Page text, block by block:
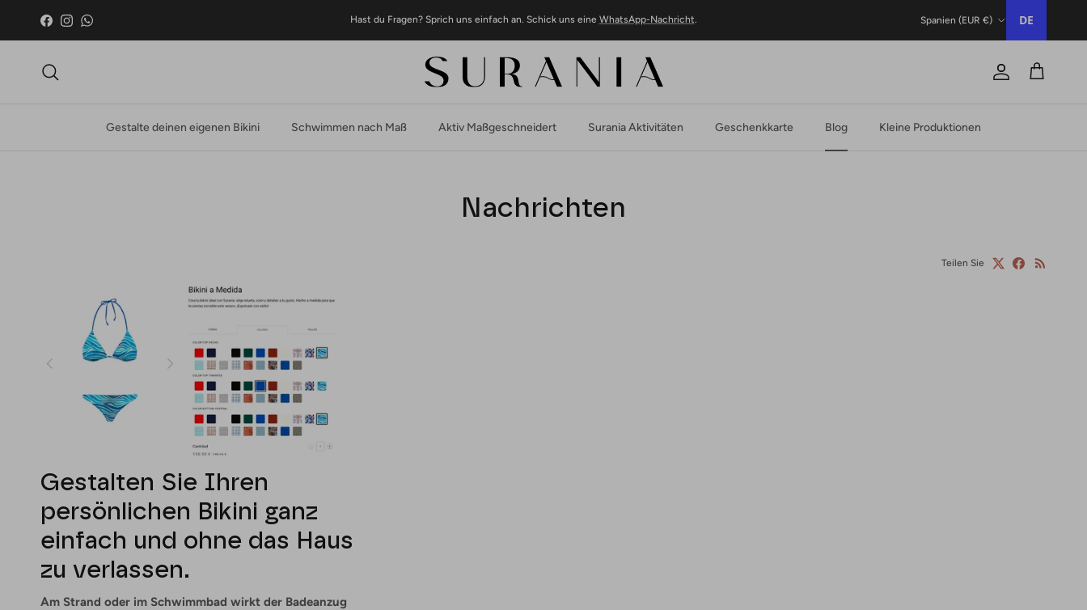
Facebook
InstagramWhatsApp Hast du Fragen? Sprich uns einfach an. Schick uns eine WhatsApp-Nachricht. Spanien (EUR €) DE
KontoTrolley
Gestalte deinen eigenen Bikini Schwimmen nach Maß Aktiv Maßgeschneidert Surania Aktivitäten Geschenkkarte Blog Kleine Produktionen
Nachrichten
Teilen Sie
Gestalten Sie Ihren
persönlichen Bikini ganz
einfach und ohne das Haus
zu verlassen.
Am Strand oder im Schwimmbad wirkt der Badeanzug